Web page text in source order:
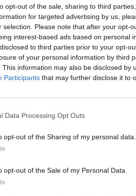
opt-out of the sale, sharing to third
for targeted advertising by us,
selection. Please note that after your opt-
interest-based ads based on personal
to third parties prior to your opt-
of your personal information by third
This information may also be disclosed by
Participants that may further disclose it to
Data Processing Opt Outs
opt-out of the Sharing of my personal data.
opt-out of the Sale of my Personal Data.
ΠΑΡΟΥΣΙΑΣΕΙΣ
δύο πρωτότυπα John